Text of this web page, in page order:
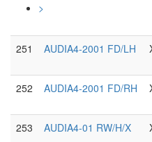
>
251 AUDIA4-2001 FD/LH
252
AUDIA4-2001 FD/RH
253
AUDIA4-01 RW/H/X